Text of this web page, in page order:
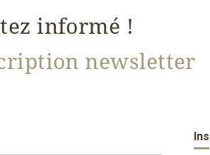
informé !
newsletter